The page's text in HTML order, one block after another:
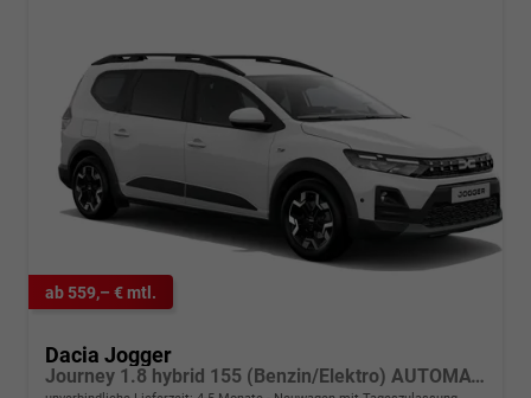
ab 559,– € mtl.
Dacia Jogger
Journey 1.8 hybrid 155 (Benzin/Elektro) AUTOMATIK, 7-SITZPLÄTZE, 3J Garantie, 16" Alu, MEDIA NAV 10", WINTER-PAKET, Klimaautomatik, HandsFree, Toter-Winkel-Warner, Parksensoren v/h, Multiview-Kamera, Abgedunkelte Scheiben, Lederlenkrad, NSW, Armlehne, Tempomat